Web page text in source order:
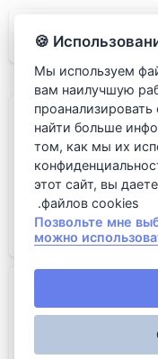
Состав: мука
разрыхлитель, масло
сухие,
Мы используем
вам наилучшую
найти больше
том, как мы их
этот сайт, вы
файлов cookies.
Позвольте мне
можно